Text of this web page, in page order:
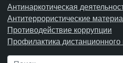
Антинаркотическая
Антитеррористические
Противодействие коррупции
Профилактика
Поиск